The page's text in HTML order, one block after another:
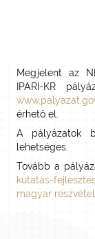
Megjelent az
IPARI-KR
érhető el.
A pályázatok
lehetséges.
Tovább a
kutatás-
magyar részvétel